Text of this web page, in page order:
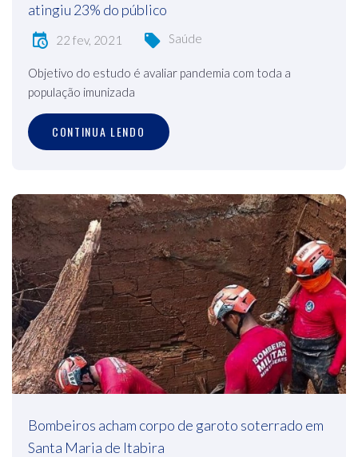
atingiu 23% do público
22 fev, 2021 Saúde
Objetivo do estudo é avaliar pandemia com toda a
população imunizada
CONTINUA LENDO
Bombeiros acham corpo de garoto soterrado em
Santa Maria de Itabira